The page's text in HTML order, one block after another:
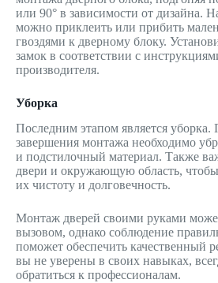
или 90° в зависимости от дизайна.
можно приклеить или прибить
гвоздями к дверному блоку.
замок в соответствии с
производителя.
Уборка
Последним этапом является уборка.
завершения монтажа необходимо
и подстилочный материал. Также
двери и окружающую область,
их чистоту и долговечность.
Монтаж дверей своими руками
вызовом, однако соблюдение
поможет обеспечить качественный
вы не уверены в своих навыках,
обратиться к профессионалам.